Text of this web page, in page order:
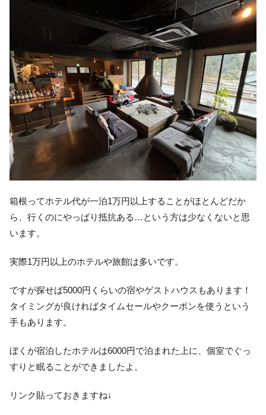
箱根ってホテル代が一泊1万円以上することがほとんどだか
ら、行くのにやっぱり抵抗ある…という方は少なくないと思
います。
実際1万円以上のホテルや旅館は多いです。
ですが探せば5000円くらいの宿やゲストハウスもあります！
タイミングが良ければタイムセールやクーポンを使うという
手もあります。
ぼくが宿泊したホテルは6000円で泊まれた上に、個室でぐっ
すりと眠ることができましたよ。
リンク貼っておきますね↓